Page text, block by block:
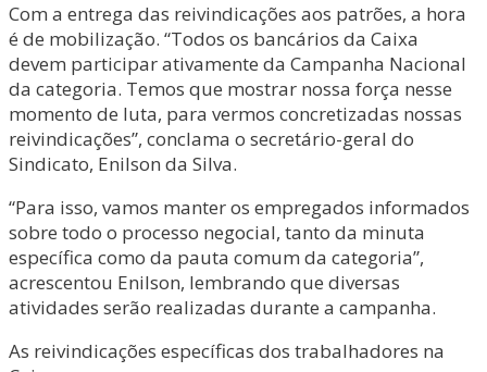
Com a entrega das reivindicações aos patrões, a hora
é de mobilização. “Todos os bancários da Caixa
devem participar ativamente da Campanha Nacional
da categoria. Temos que mostrar nossa força nesse
momento de luta, para vermos concretizadas nossas
reivindicações”, conclama o secretário-geral do
Sindicato, Enilson da Silva.
“Para isso, vamos manter os empregados informados
sobre todo o processo negocial, tanto da minuta
específica como da pauta comum da categoria”,
acrescentou Enilson, lembrando que diversas
atividades serão realizadas durante a campanha.
As reivindicações específicas dos trabalhadores na